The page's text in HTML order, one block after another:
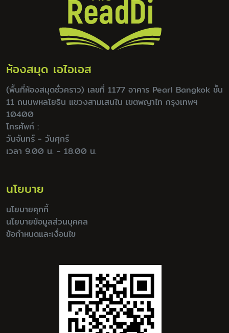
ห้องสมุด เอไอเอส
(พื้นที่ห้องสมุดชั่วคราว) เลขที่ 1177 อาคาร Pearl Bangkok ชั้น
11 ถนนพหลโยธิน แขวงสามเสนใน เขตพญาไท กรุงเทพฯ
10400
โทรศัพท์ :
วันจันทร์ - วันศุกร์
เวลา 9.00 น. - 18.00 น.
นโยบาย
นโยบายคุกกี้
นโยบายข้อมูลส่วนบุคคล
ข้อกำหนดและเงื่อนไข